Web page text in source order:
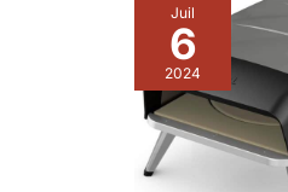
Juil
6
2024